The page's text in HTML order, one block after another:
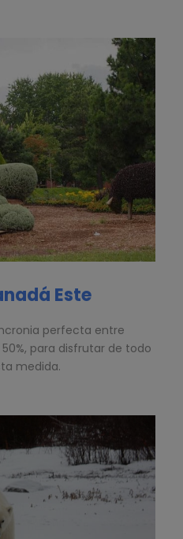
Este
perfecta entre
para disfrutar de todo
medida.